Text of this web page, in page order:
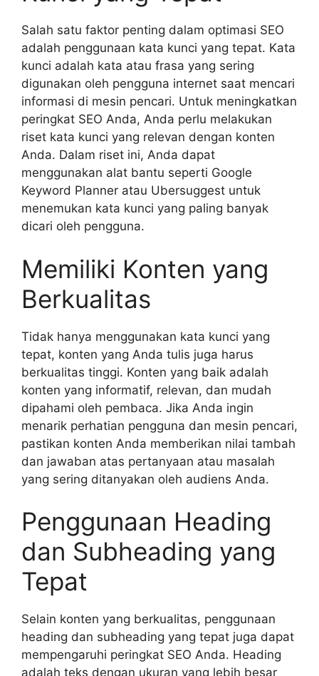
Salah satu faktor penting dalam optimasi SEO
adalah penggunaan kata kunci yang tepat. Kata
kunci adalah kata atau frasa yang sering
digunakan oleh pengguna internet saat mencari
informasi di mesin pencari. Untuk meningkatkan
peringkat SEO Anda, Anda perlu melakukan
riset kata kunci yang relevan dengan konten
Anda. Dalam riset ini, Anda dapat
menggunakan alat bantu seperti Google
Keyword Planner atau Ubersuggest untuk
menemukan kata kunci yang paling banyak
dicari oleh pengguna.
Memiliki Konten yang
Berkualitas
Tidak hanya menggunakan kata kunci yang
tepat, konten yang Anda tulis juga harus
berkualitas tinggi. Konten yang baik adalah
konten yang informatif, relevan, dan mudah
dipahami oleh pembaca. Jika Anda ingin
menarik perhatian pengguna dan mesin pencari,
pastikan konten Anda memberikan nilai tambah
dan jawaban atas pertanyaan atau masalah
yang sering ditanyakan oleh audiens Anda.
Penggunaan Heading
dan Subheading yang
Tepat
Selain konten yang berkualitas, penggunaan
heading dan subheading yang tepat juga dapat
mempengaruhi peringkat SEO Anda. Heading
adalah teks dengan ukuran yang lebih besar